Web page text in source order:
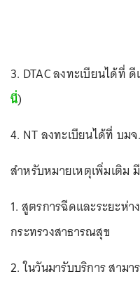
3. DTAC ลงทะเบียนได้ที่
นี่)
4. NT ลงทะเบียนได้ที่ บม
สำหรับหมายเหตุเพิ่มเติม
1. สูตรการฉีดและระยะห่า
กระทรวงสาธารณสุข
2. ในวันมารับบริการ สาม